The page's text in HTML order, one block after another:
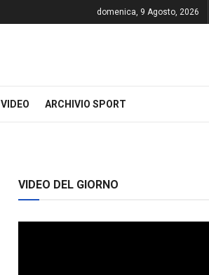
domenica, 9 Agosto, 2026
VIDEO ARCHIVIO SPORT
VIDEO DEL GIORNO